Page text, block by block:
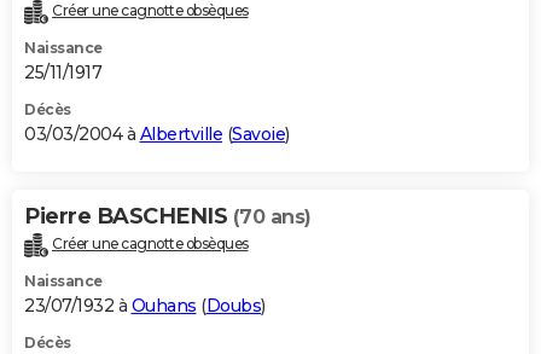
Créer une cagnotte obsèques
Naissance
25/11/1917
Décès
03/03/2004 à Albertville (Savoie)
Pierre BASCHENIS (70 ans)
Créer une cagnotte obsèques
Naissance
23/07/1932 à Ouhans (Doubs)
Décès